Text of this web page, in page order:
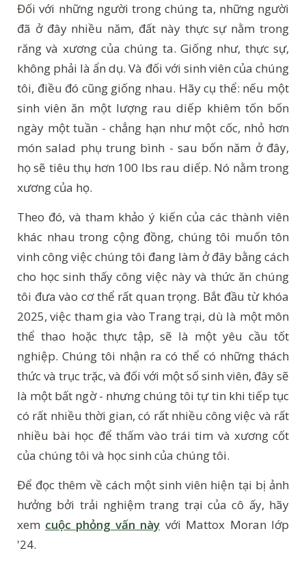
Đối với những người trong chúng ta, những người
đã ở đây nhiều năm, đất này thực sự nằm trong
răng và xương của chúng ta. Giống như, thực sự,
không phải là ẩn dụ. Và đối với sinh viên của chúng
tôi, điều đó cũng giống nhau. Hãy cụ thể: nếu một
sinh viên ăn một lượng rau diếp khiêm tốn bốn
ngày một tuần - chẳng hạn như một cốc, nhỏ hơn
món salad phụ trung bình - sau bốn năm ở đây,
họ sẽ tiêu thụ hơn 100 lbs rau diếp. Nó nằm trong
xương của họ.
Theo đó, và tham khảo ý kiến của các thành viên
khác nhau trong cộng đồng, chúng tôi muốn tôn
vinh công việc chúng tôi đang làm ở đây bằng cách
cho học sinh thấy công việc này và thức ăn chúng
tôi đưa vào cơ thể rất quan trọng. Bắt đầu từ khóa
2025, việc tham gia vào Trang trại, dù là một môn
thể thao hoặc thực tập, sẽ là một yêu cầu tốt
nghiệp. Chúng tôi nhận ra có thể có những thách
thức và trục trặc, và đối với một số sinh viên, đây sẽ
là một bất ngờ - nhưng chúng tôi tự tin khi tiếp tục
có rất nhiều thời gian, có rất nhiều công việc và rất
nhiều bài học để thấm vào trái tim và xương cốt
của chúng tôi và học sinh của chúng tôi.
Để đọc thêm về cách một sinh viên hiện tại bị ảnh
hưởng bởi trải nghiệm trang trại của cô ấy, hãy
xem cuộc phỏng vấn này với Mattox Moran lớp
'24.